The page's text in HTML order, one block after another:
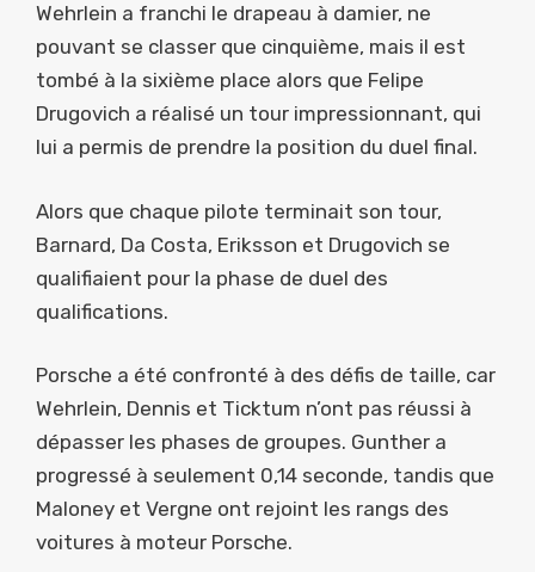
Wehrlein a franchi le drapeau à damier, ne
pouvant se classer que cinquième, mais il est
tombé à la sixième place alors que Felipe
Drugovich a réalisé un tour impressionnant, qui
lui a permis de prendre la position du duel final.
Alors que chaque pilote terminait son tour,
Barnard, Da Costa, Eriksson et Drugovich se
qualifiaient pour la phase de duel des
qualifications.
Porsche a été confronté à des défis de taille, car
Wehrlein, Dennis et Ticktum n’ont pas réussi à
dépasser les phases de groupes. Gunther a
progressé à seulement 0,14 seconde, tandis que
Maloney et Vergne ont rejoint les rangs des
voitures à moteur Porsche.